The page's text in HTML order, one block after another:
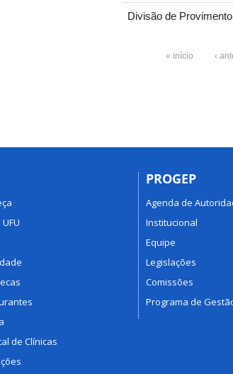
Divisão de
« início ‹
de Clínicas
PROGEP
Agenda de
Institucional
Equipe
Legislações
Comissões
Programa de